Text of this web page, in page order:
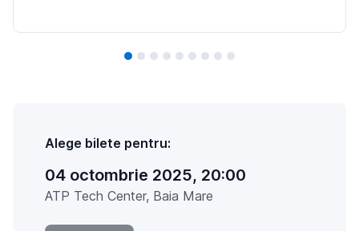
Alege bilete pentru:
04 octombrie 2025, 20:00
ATP Tech Center, Baia Mare